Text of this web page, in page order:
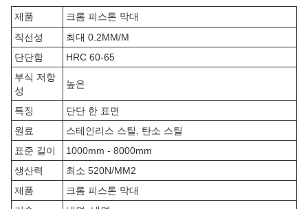
제품
크롬 피스톤 막대
직선성
최대 0.2MM/M
단단함
HRC 60-65
부식 저항
성
높은
특징
단단 한 표면
원료
스테인리스 스틸, 탄소 스틸
표준 길이
1000mm - 8000mm
생산력
최소 520N/MM2
제품
크롬 피스톤 막대